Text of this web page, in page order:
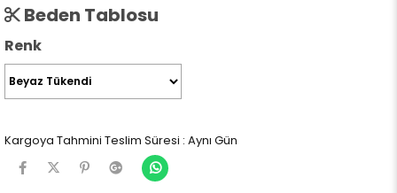
Beden Tablosu
Renk
Kargoya Tahmini Teslim Süresi : Aynı Gün